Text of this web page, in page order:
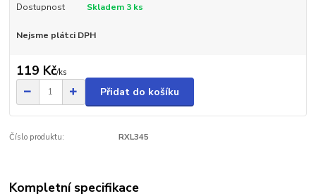
Dostupnost Skladem 3 ks
Nejsme plátci DPH
119 Kč/ks
Přidat do košíku
Číslo produktu: RXL345
Kompletní specifikace